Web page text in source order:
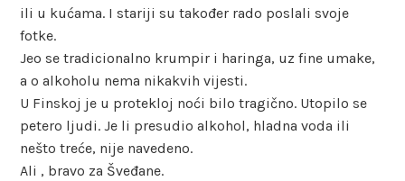
ili u kućama. I stariji su također rado poslali svoje
fotke.
Jeo se tradicionalno krumpir i haringa, uz fine umake,
a o alkoholu nema nikakvih vijesti.
U Finskoj je u protekloj noći bilo tragično. Utopilo se
petero ljudi. Je li presudio alkohol, hladna voda ili
nešto treće, nije navedeno.
Ali , bravo za Šveđane.